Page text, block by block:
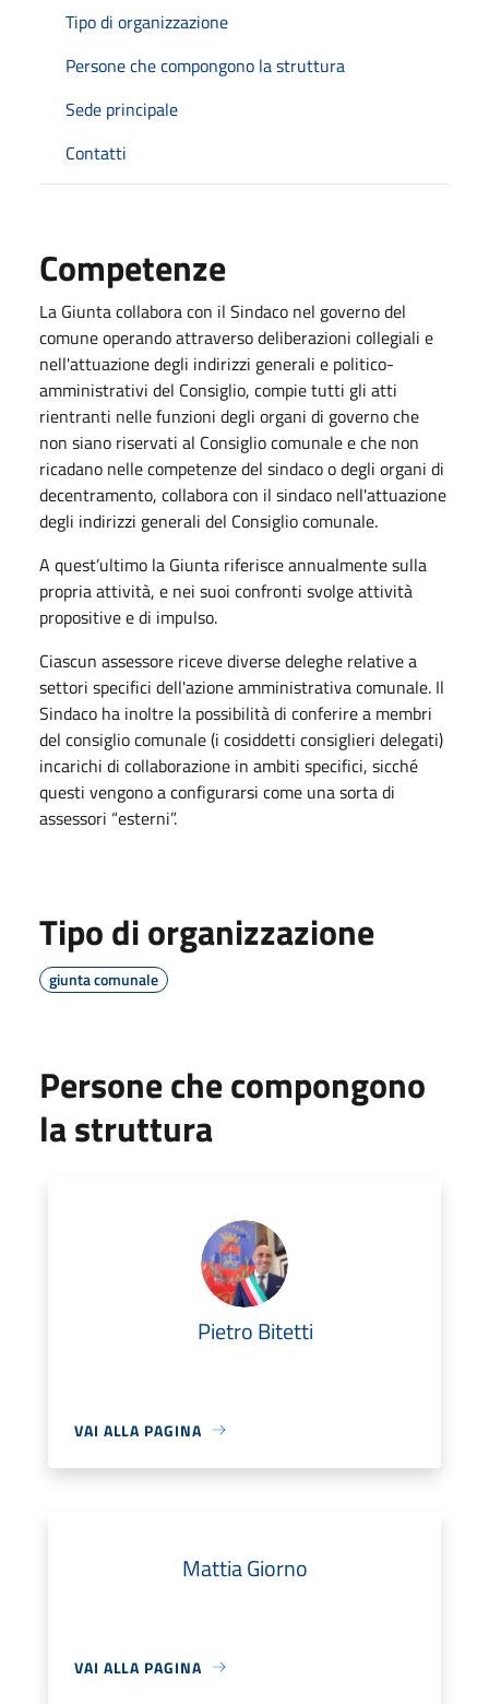
Tipo di organizzazione
Persone che compongono la struttura
Sede principale
Contatti
Competenze
La Giunta collabora con il Sindaco nel governo del
comune operando attraverso deliberazioni collegiali e
nell'attuazione degli indirizzi generali e politico-
amministrativi del Consiglio, compie tutti gli atti
rientranti nelle funzioni degli organi di governo che
non siano riservati al Consiglio comunale e che non
ricadano nelle competenze del sindaco o degli organi di
decentramento, collabora con il sindaco nell'attuazione
degli indirizzi generali del Consiglio comunale.
A quest’ultimo la Giunta riferisce annualmente sulla
propria attività, e nei suoi confronti svolge attività
propositive e di impulso.
Ciascun assessore riceve diverse deleghe relative a
settori specifici dell'azione amministrativa comunale. Il
Sindaco ha inoltre la possibilità di conferire a membri
del consiglio comunale (i cosiddetti consiglieri delegati)
incarichi di collaborazione in ambiti specifici, sicché
questi vengono a configurarsi come una sorta di
assessori “esterni”.
Tipo di organizzazione
giunta comunale
Persone che compongono
la struttura
Pietro Bitetti
VAI ALLA PAGINA
Mattia Giorno
VAI ALLA PAGINA